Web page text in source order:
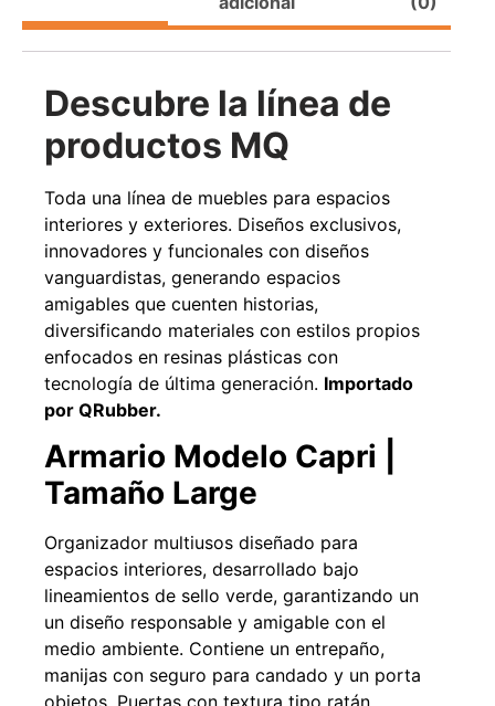
Descubre la línea de
productos MQ
Toda una línea de muebles para espacios
interiores y exteriores. Diseños exclusivos,
innovadores y funcionales con diseños
vanguardistas, generando espacios
amigables que cuenten historias,
diversificando materiales con estilos propios
enfocados en resinas plásticas con
tecnología de última generación. Importado
por QRubber.
Armario Modelo Capri |
Tamaño Large
Organizador multiusos diseñado para
espacios interiores, desarrollado bajo
lineamientos de sello verde, garantizando un
un diseño responsable y amigable con el
medio ambiente. Contiene un entrepaño,
manijas con seguro para candado y un porta
Pasto sintético ornamental Importado
USA: Paradise densidad 42mm Rollo
4,57*15,24mts
$1.427.544
Leer más
Capacidad 1tn
49%